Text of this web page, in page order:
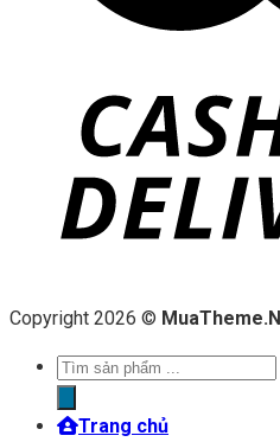
Copyright 2026 ©
Tìm
sảnTrang chủ